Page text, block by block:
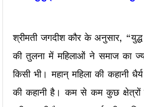
श्रीमती जगदीश कौर के अनुसार,
की तुलना में महिलाओं ने समाज का
किसी भी। महान् महिला की कहानी
की कहानी है। कम से कम कुछ क्षेत्रों